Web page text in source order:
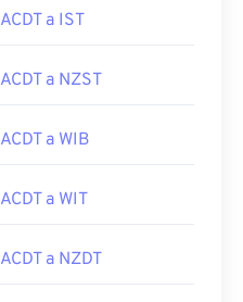
ACDT a IST
ACDT a NZST
ACDT a WIB
ACDT a WIT
ACDT a NZDT